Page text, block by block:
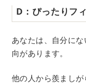
D：ぴったりフ
あなたは、自分に
向があります。
他の人から羨まし